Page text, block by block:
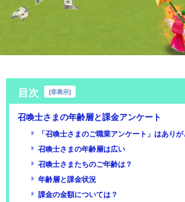
目次 [非表示]
召喚士さまの年齢層と課金アンケート
「召喚士さまのご職業アンケート」はあり
召喚士さまの年齢層は広い
召喚士さまたちのご年齢は？
年齢層と課金状況
課金の金額については？